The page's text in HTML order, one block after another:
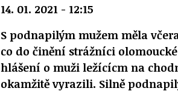
14. 01. 2021 - 12:15
S podnapilým mužem měla
co do činění strážníci
hlášení o muži ležícícm na
okamžitě vyrazili. Silně